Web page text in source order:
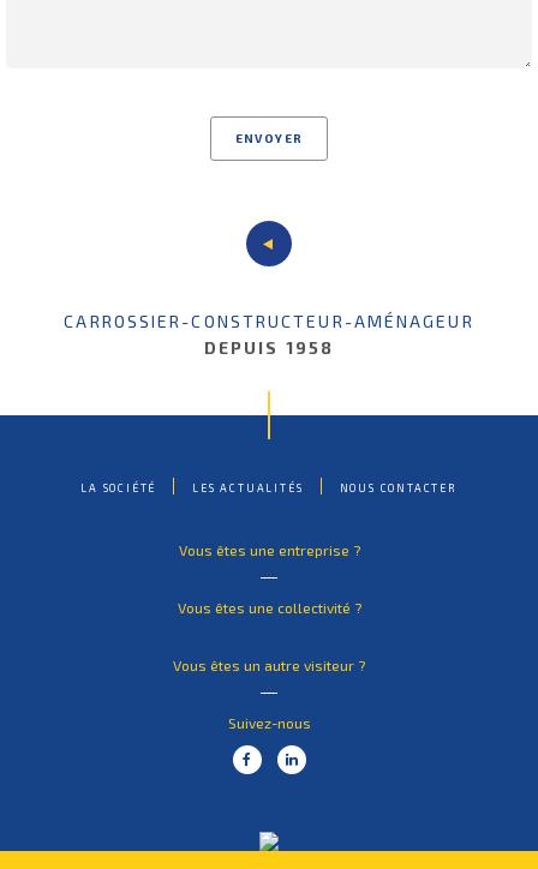
CARROSSIER-CONSTRUCTEUR-AMÉNAGEUR
DEPUIS 1958
LA SOCIÉTÉ LES ACTUALITÉS NOUS CONTACTER
Vous êtes une entreprise ?
Vous êtes une collectivité ?
Vous êtes un autre visiteur ?
Suivez-nous